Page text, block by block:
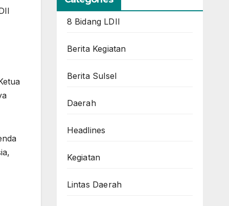
8 Bidang LDII
Berita Kegiatan
Berita Sulsel
Daerah
Headlines
Kegiatan
Lintas Daerah